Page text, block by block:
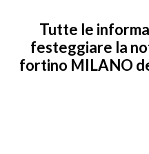
Tutte le
festeggiare la
fortino MILANO